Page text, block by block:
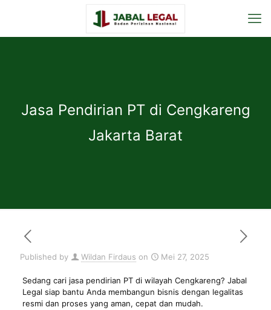
Jasa Pendirian PT di Cengkareng
Jakarta Barat
Published by Wildan Firdaus on Mei 27, 2025
Sedang cari jasa pendirian PT di wilayah Cengkareng? Jabal
Legal siap bantu Anda membangun bisnis dengan legalitas
resmi dan proses yang aman, cepat dan mudah.